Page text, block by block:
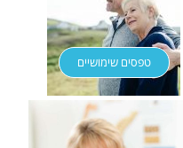
טפסים שימושיים